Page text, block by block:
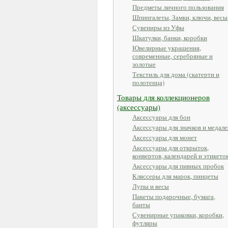
Предметы личного пользования
Шпингалеты, Замки, ключи,
Сувениры из Уфы
Шкатулки, банки, коробки
Ювелирные украшения,
современные, серебряные и
золотые
Текстиль для дома (скатерти и
полотенца)
Товары для коллекционеров
(аксессуары)
Аксессуары для бон
Аксессуары для значков и
Аксессуары для монет
Аксессуары для открыток,
конвертов, календарей и
Аксессуары для пивных пробок
Кляссеры для марок, пинцеты
Лупы и весы
Пакеты подарочные, бумага,
банты
Сувенирные упаковки, коробки,
футляры